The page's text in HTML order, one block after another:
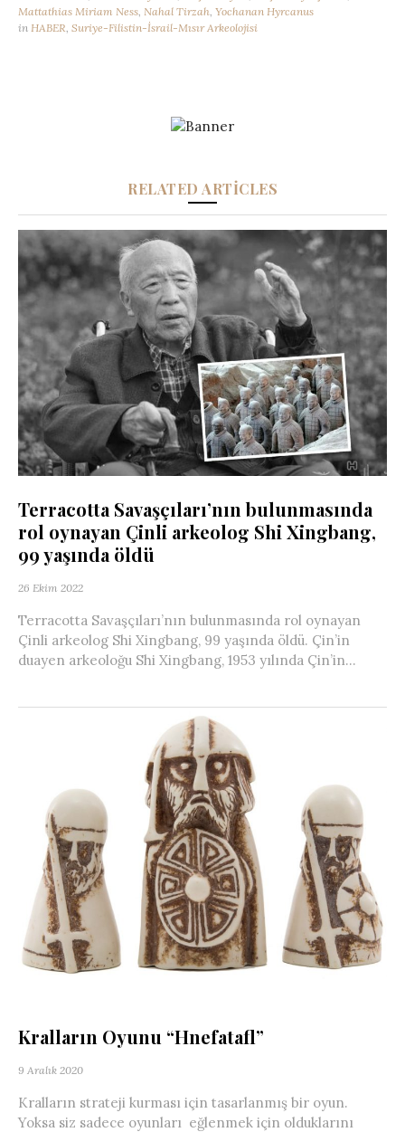
Mattathias Miriam Ness Nahal Tirzah Yochanan Hyrcanus
in HABER Suriye-Filistin-İsrail-Mısır Arkeolojisi
RELATED ARTICLES
Terracotta Savaşçıları’nın bulunmasında
rol oynayan Çinli arkeolog Shi Xingbang,
99 yaşında öldü
26 Ekim 2022
Terracotta Savaşçıları’nın bulunmasında rol oynayan
Çinli arkeolog Shi Xingbang, 99 yaşında öldü. Çin’in
duayen arkeoloğu Shi Xingbang, 1953 yılında Çin’in...
Kralların Oyunu “Hnefatafl”
9 Aralık 2020
Kralların strateji kurması için tasarlanmış bir oyun.
Yoksa siz sadece oyunları eğlenmek için olduklarını